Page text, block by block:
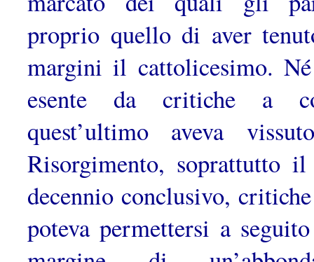
proprio quel­lo di aver
margini il cattolicesimo.
esente da critiche a
quest’ultimo aveva
Risorgimento, soprattutto il
decen­nio conclusivo,
poteva permettersi a